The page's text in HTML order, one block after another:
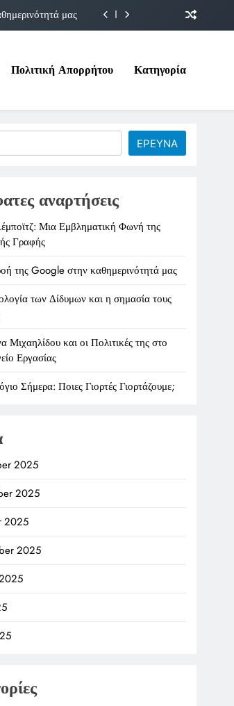
μας
Εργασίας
μας
τους σήμερα
Πολιτική Απορρήτου Κατηγορία
ΕΡΕΥΝΑ
αναρτήσεις
Μια Εμβληματική Φωνή της
Γραφής
της Google στην καθημερινότητά μας
των Δίδυμων και η σημασία τους
Μιχαηλίδου και οι Πολιτικές της στο
Εργασίας
Σήμερα: Ποιες Γιορτές Γιορτάζουμε;
2025
2025
2025
2025